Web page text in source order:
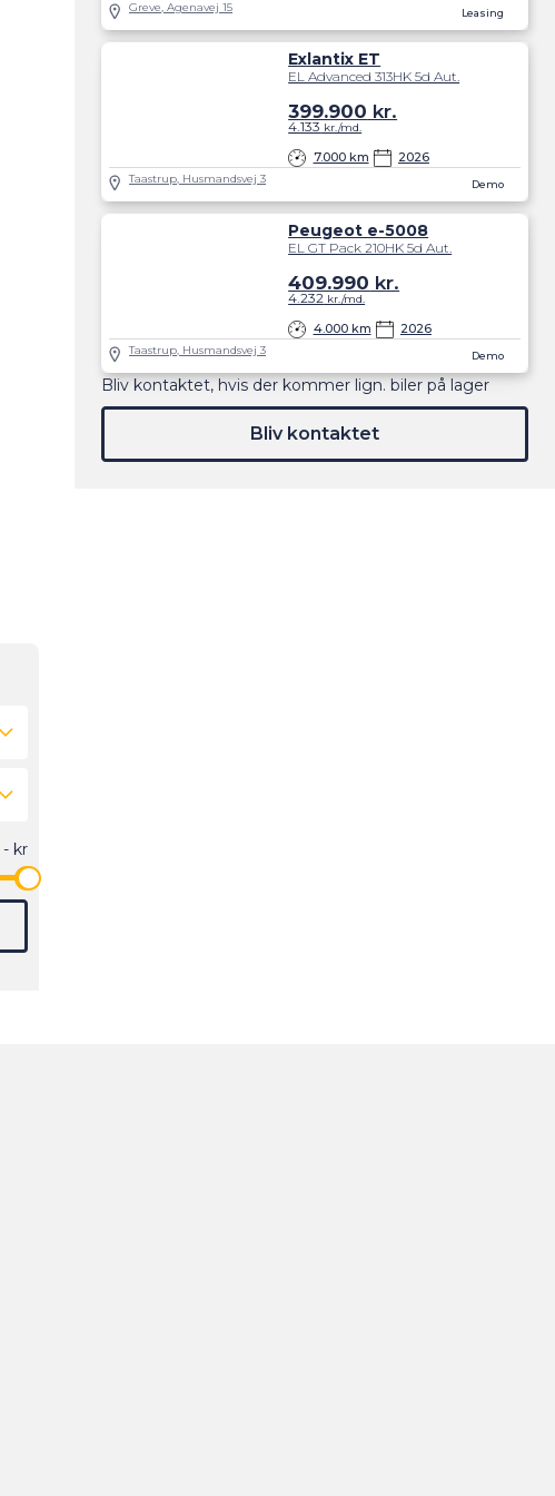
Leasing
Greve, Agenavej 15
Demo
Exlantix ET
EL Advanced 313HK 5d Aut.
7.000 km 2026
399.900 kr.
4.133 kr./md.
Taastrup, Husmandsvej 3
Demo
Peugeot e-5008
EL GT Pack 210HK 5d Aut.
4.000 km 2026
409.990 kr.
4.232 kr./md.
Taastrup, Husmandsvej 3
Bliv kontaktet, hvis der kommer lign. biler på lager
Bliv kontaktet